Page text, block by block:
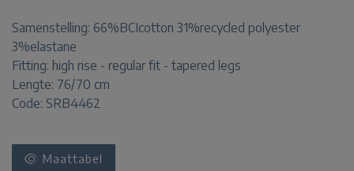
Samenstelling: 66%BCIcotton 31%recycled polyester
3%elastane
Fitting: high rise - regular fit - tapered legs
Lengte: 76/70 cm
Code: SRB4462
Maattabel